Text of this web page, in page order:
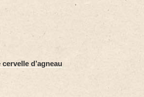
d’agneau